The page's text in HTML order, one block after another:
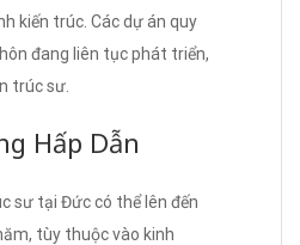
kiến trúc. Các dự án quy
đang liên tục phát triển,
trúc sư.
Hấp Dẫn
sư tại Đức có thể lên đến
tùy thuộc vào kinh